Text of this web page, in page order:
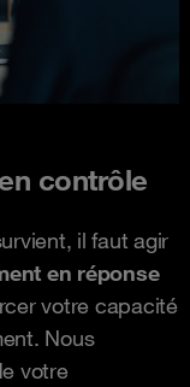
contrôle
il faut agir
en réponse
votre capacité
Nous
votre